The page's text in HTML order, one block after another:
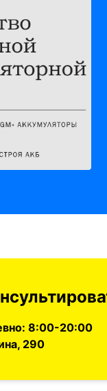
8:00-20:00
290